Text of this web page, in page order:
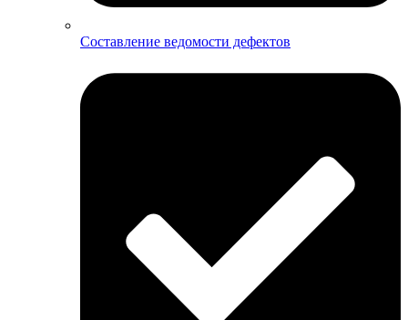
Составление ведомости дефектов